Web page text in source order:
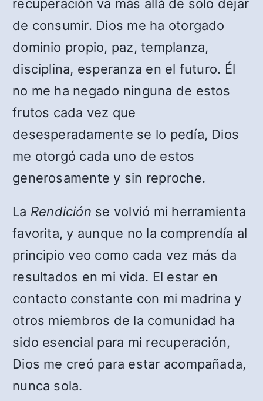
recuperación va más allá de solo dejar
de consumir. Dios me ha otorgado
dominio propio, paz, templanza,
disciplina, esperanza en el futuro. Él
no me ha negado ninguna de estos
frutos cada vez que
desesperadamente se lo pedía, Dios
me otorgó cada uno de estos
generosamente y sin reproche.
La Rendición se volvió mi herramienta
favorita, y aunque no la comprendía al
principio veo como cada vez más da
resultados en mi vida. El estar en
contacto constante con mi madrina y
otros miembros de la comunidad ha
sido esencial para mi recuperación,
Dios me creó para estar acompañada,
nunca sola.